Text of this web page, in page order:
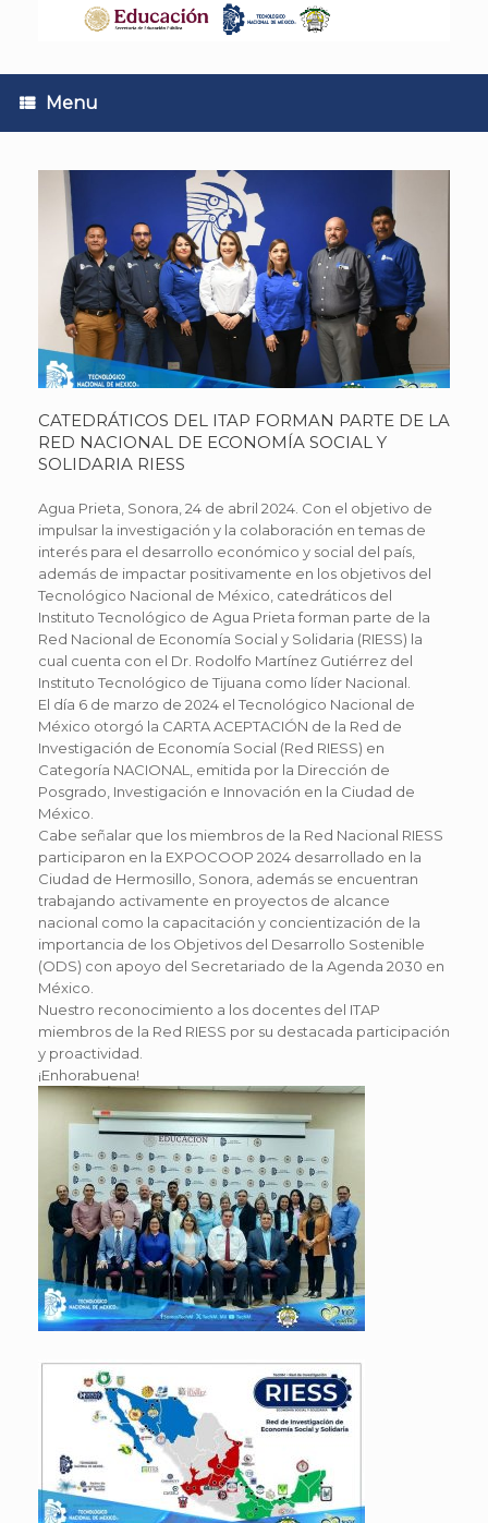
Menu
CATEDRÁTICOS DEL ITAP FORMAN PARTE DE LA
RED NACIONAL DE ECONOMÍA SOCIAL Y
SOLIDARIA RIESS
Agua Prieta, Sonora, 24 de abril 2024. Con el objetivo de
impulsar la investigación y la colaboración en temas de
interés para el desarrollo económico y social del país,
además de impactar positivamente en los objetivos del
Tecnológico Nacional de México, catedráticos del
Instituto Tecnológico de Agua Prieta forman parte de la
Red Nacional de Economía Social y Solidaria (RIESS) la
cual cuenta con el Dr. Rodolfo Martínez Gutiérrez del
Instituto Tecnológico de Tijuana como líder Nacional.
El día 6 de marzo de 2024 el Tecnológico Nacional de
México otorgó la CARTA ACEPTACIÓN de la Red de
Investigación de Economía Social (Red RIESS) en
Categoría NACIONAL, emitida por la Dirección de
Posgrado, Investigación e Innovación en la Ciudad de
México.
Cabe señalar que los miembros de la Red Nacional RIESS
participaron en la EXPOCOOP 2024 desarrollado en la
Ciudad de Hermosillo, Sonora, además se encuentran
trabajando activamente en proyectos de alcance
nacional como la capacitación y concientización de la
importancia de los Objetivos del Desarrollo Sostenible
(ODS) con apoyo del Secretariado de la Agenda 2030 en
México.
Nuestro reconocimiento a los docentes del ITAP
miembros de la Red RIESS por su destacada participación
y proactividad.
¡Enhorabuena!